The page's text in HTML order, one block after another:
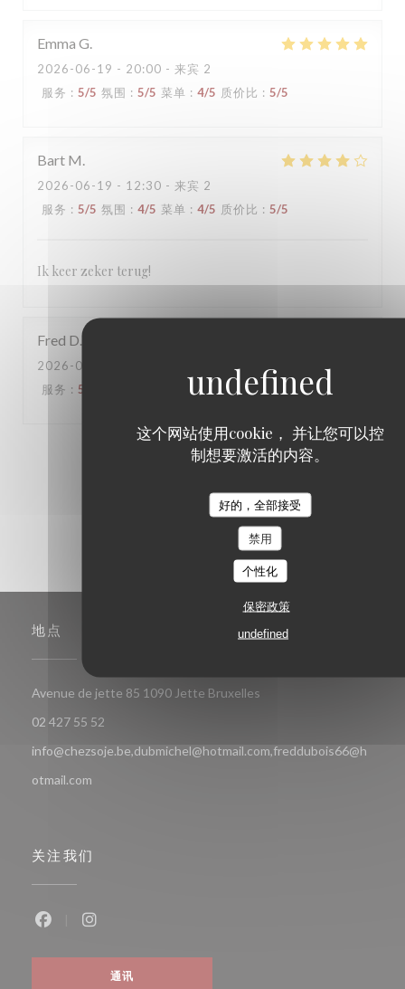
这个网站使用cookie， 并让您可以控
制想要激活的内容。
好的，全部接受
禁用
个性化
保密政策
undefined
Emma G
2026-06-19 - 20:00 - 来宾 2
服务 : 5/5 氛围 : 5/5 菜单 : 4/5 质价比 : 5/5
Bart M
2026-06-19 - 12:30 - 来宾 2
服务 : 5/5 氛围 : 4/5 菜单 : 4/5 质价比 : 5/5
Ik keer zeker terug!
Fred D
2026-06-16
服务 : 5 : 5 质价比
2 3
地点
Avenue de jette 85 1090 Jette Bruxelles
02 427 55 52
info@chezsoje.be,dubmichel@hotmail.com,freddubois66@h
otmail.com
关注我们
通讯